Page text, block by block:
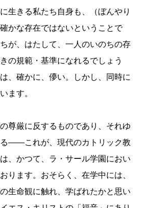
生きる私たち自身も、（ぼんやり
かな存在ではないということで
が、はたして、一人のいのちの存
の規範・基準になれるでしょう
、確かに、儚い。しかし、同時に
ます。
尊厳に反するものであり、それゆ
る――これが、現代のカトリック教
、かつて、ラ・サール学園におい
ります。おそらく、在学中には、
生命観に触れ、学ばれたかと思い